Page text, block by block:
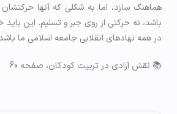
هماهنگ سازد، اما به شکلی که آنها حرکتشان
باشد، نه حرکتی از روی جبر و تسلیم. این
در همه نهادهای انقلابی جامعه اسلامی ما
📚 نقش آزادی در تربیت کودکان، صفحه 60